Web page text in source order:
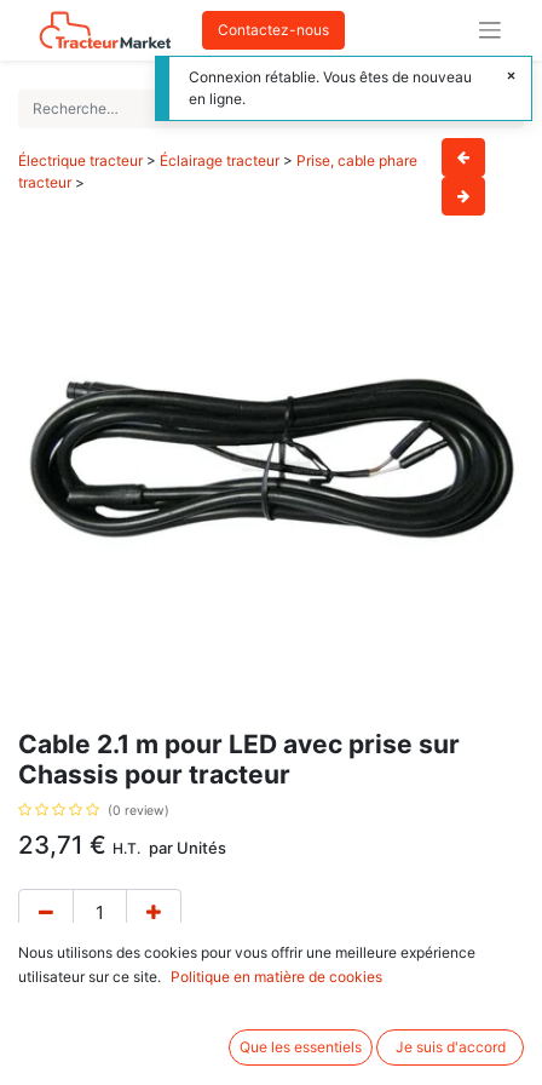
Contactez-nous
Électrique tracteur> Éclairage tracteur> Prise, cable phare
tracteur>
Cable 2.1 m pour LED avec prise sur
Chassis pour tracteur
(0 review)
23,71 € H.T. par Unités
Associez d'autres produits:
Nous utilisons des cookies pour vous offrir une meilleure expérience
utilisateur sur ce site.
Politique en matière de cookies
Que les essentiels Je suis d'accord
Connexion rétablie. Vous êtes de nouveau
en ligne.